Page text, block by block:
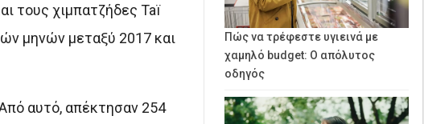
τους χιμπατζήδες Taï
μηνών μεταξύ 2017 και
αυτό, απέκτησαν 254
Πώς να τρέφεστε υγιεινά με
χαμηλό budget: Ο απόλυτος
οδηγός